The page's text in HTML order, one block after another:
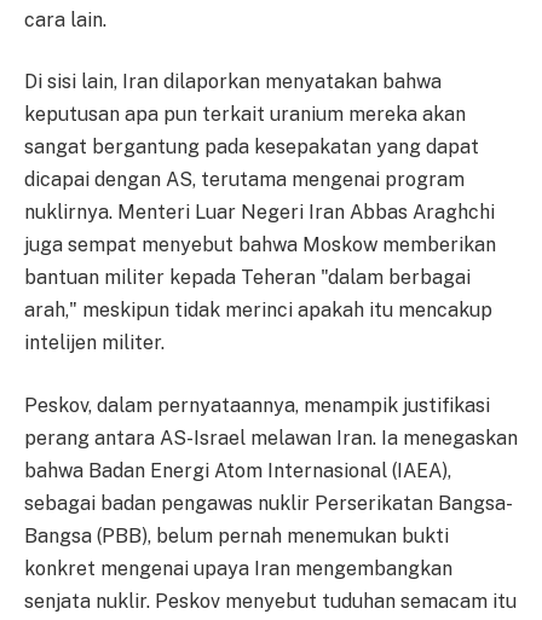
cara lain.
Di sisi lain, Iran dilaporkan menyatakan bahwa
keputusan apa pun terkait uranium mereka akan
sangat bergantung pada kesepakatan yang dapat
dicapai dengan AS, terutama mengenai program
nuklirnya. Menteri Luar Negeri Iran Abbas Araghchi
juga sempat menyebut bahwa Moskow memberikan
bantuan militer kepada Teheran "dalam berbagai
arah," meskipun tidak merinci apakah itu mencakup
intelijen militer.
Peskov, dalam pernyataannya, menampik justifikasi
perang antara AS-Israel melawan Iran. Ia menegaskan
bahwa Badan Energi Atom Internasional (IAEA),
sebagai badan pengawas nuklir Perserikatan Bangsa-
Bangsa (PBB), belum pernah menemukan bukti
konkret mengenai upaya Iran mengembangkan
senjata nuklir. Peskov menyebut tuduhan semacam itu